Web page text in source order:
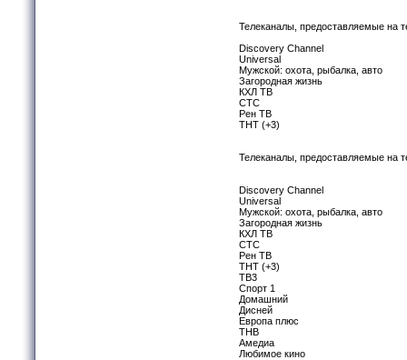
Телеканалы, предоставляемые на
Discovery Channel
Universal
Мужской: охота, рыбалка, авто
Загородная жизнь
КХЛ ТВ
СТС
Рен ТВ
ТНТ (+3)
Телеканалы, предоставляемые на
Discovery Channel
Universal
Мужской: охота, рыбалка, авто
Загородная жизнь
КХЛ ТВ
СТС
Рен ТВ
ТНТ (+3)
ТВ3
Спорт 1
Домашний
Дисней
Европа плюс
ТНВ
Амедиа
Любимое кино